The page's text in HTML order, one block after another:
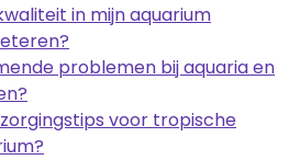
in mijn aquarium
problemen bij aquaria en
voor tropische